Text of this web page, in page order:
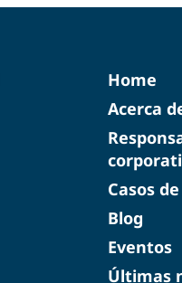
Home
Acerca
Casos
Blog
Eventos
Últimas